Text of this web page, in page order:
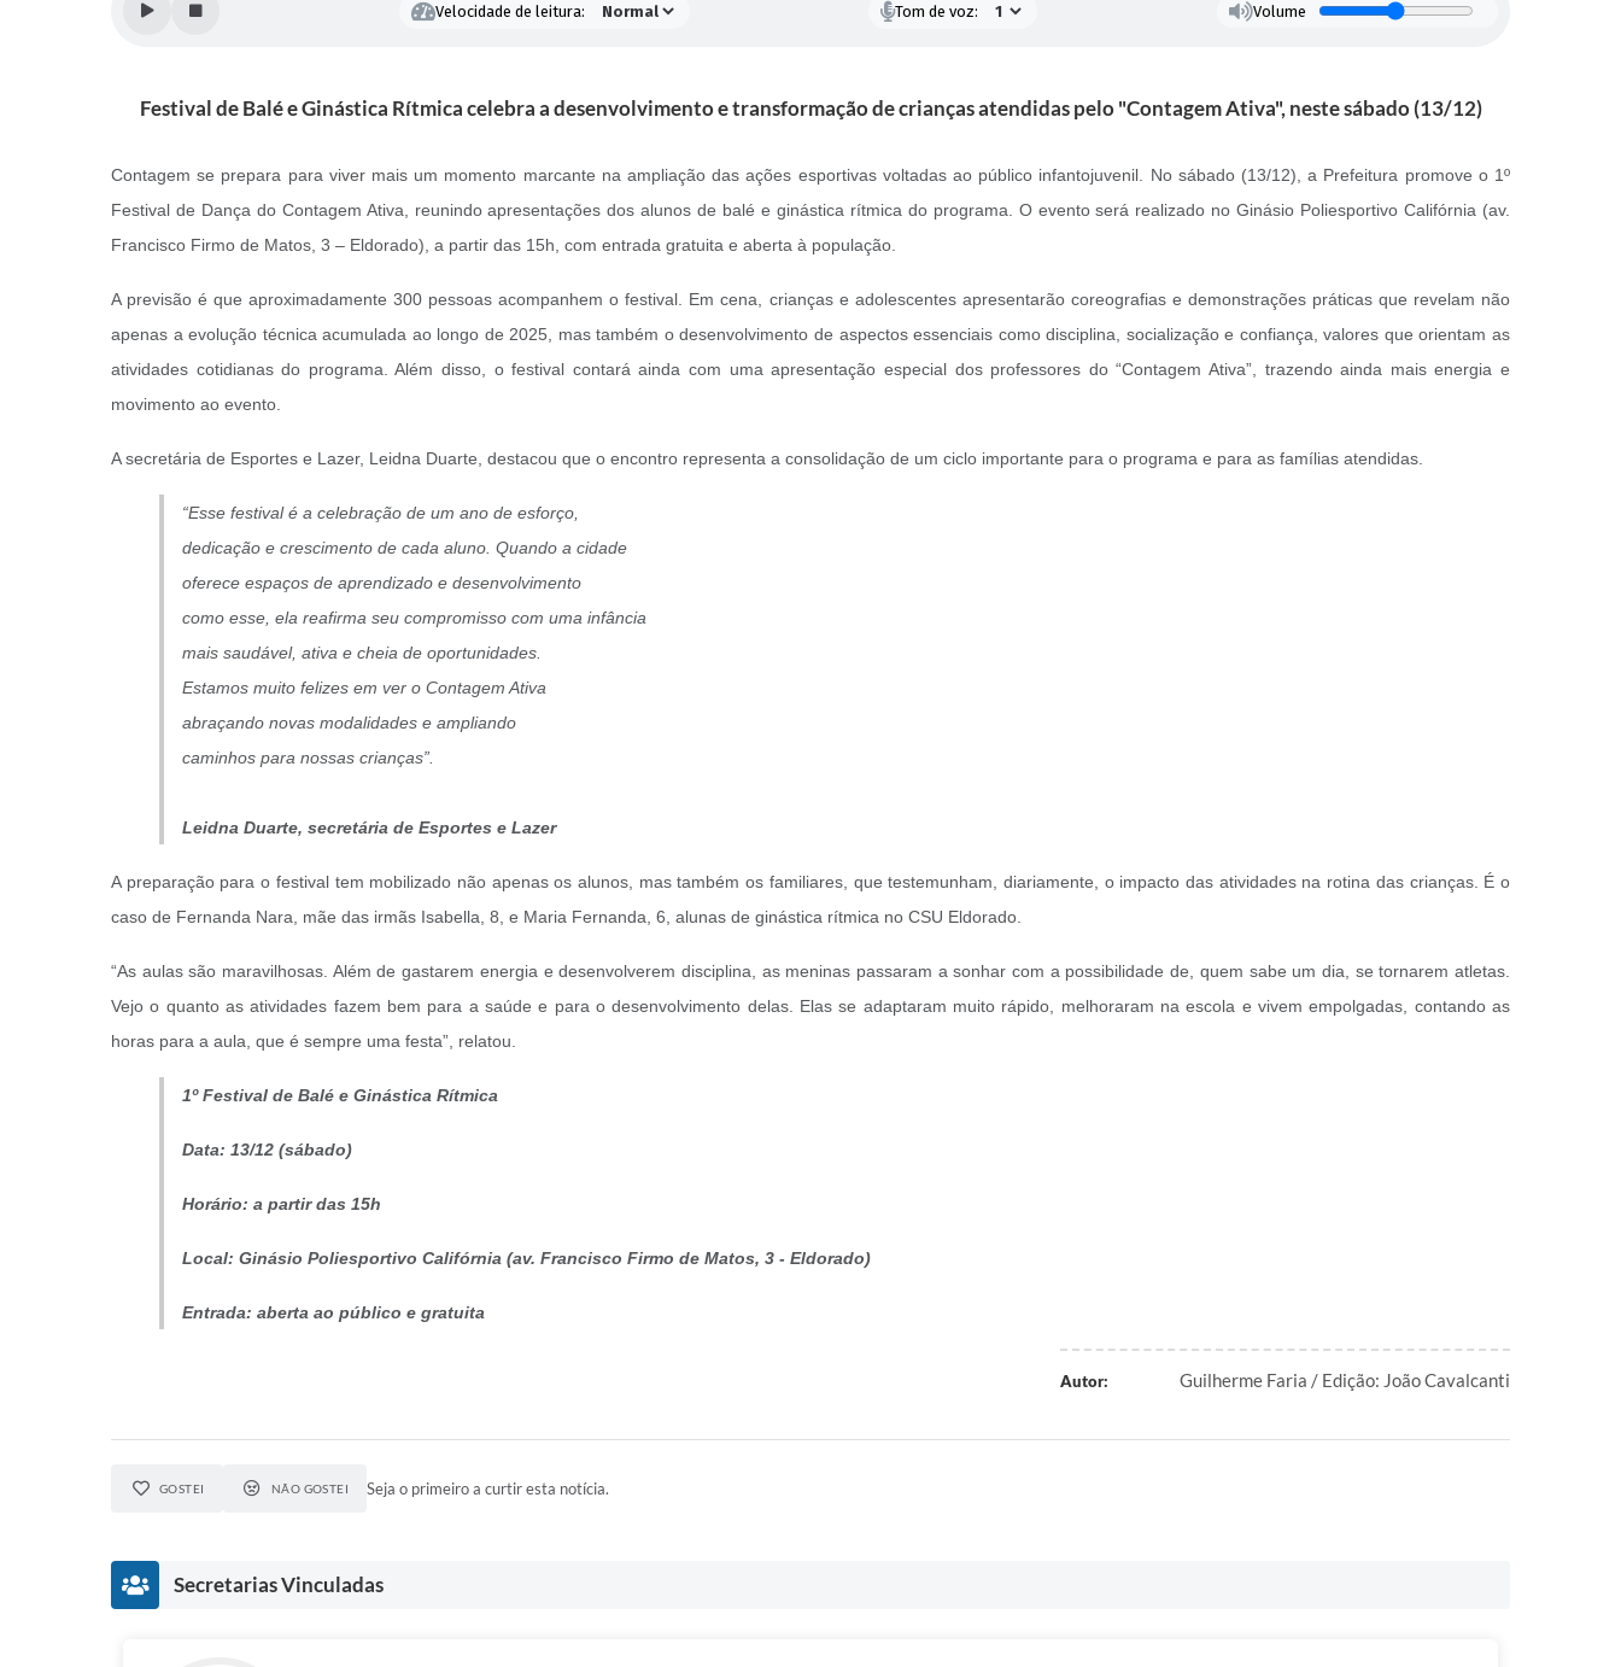
Velocidade de leitura: Tom de voz: Volume
Festival de Balé e Ginástica Rítmica celebra a desenvolvimento e transformação de crianças atendidas pelo "Contagem Ativa", neste sábado (13/12)
Contagem se prepara para viver mais um momento marcante na ampliação das ações esportivas voltadas ao público infantojuvenil. No sábado (13/12), a Prefeitura promove o 1º
Festival de Dança do Contagem Ativa, reunindo apresentações dos alunos de balé e ginástica rítmica do programa. O evento será realizado no Ginásio Poliesportivo Califórnia (av.
Francisco Firmo de Matos, 3 – Eldorado), a partir das 15h, com entrada gratuita e aberta à população.
A previsão é que aproximadamente 300 pessoas acompanhem o festival. Em cena, crianças e adolescentes apresentarão coreografias e demonstrações práticas que revelam não
apenas a evolução técnica acumulada ao longo de 2025, mas também o desenvolvimento de aspectos essenciais como disciplina, socialização e confiança, valores que orientam as
atividades cotidianas do programa. Além disso, o festival contará ainda com uma apresentação especial dos professores do “Contagem Ativa”, trazendo ainda mais energia e
movimento ao evento.
A secretária de Esportes e Lazer, Leidna Duarte, destacou que o encontro representa a consolidação de um ciclo importante para o programa e para as famílias atendidas.
“Esse festival é a celebração de um ano de esforço,
dedicação e crescimento de cada aluno. Quando a cidade
oferece espaços de aprendizado e desenvolvimento
como esse, ela reafirma seu compromisso com uma infância
mais saudável, ativa e cheia de oportunidades.
Estamos muito felizes em ver o Contagem Ativa
abraçando novas modalidades e ampliando
caminhos para nossas crianças”.
Leidna Duarte, secretária de Esportes e Lazer
A preparação para o festival tem mobilizado não apenas os alunos, mas também os familiares, que testemunham, diariamente, o impacto das atividades na rotina das crianças. É o
caso de Fernanda Nara, mãe das irmãs Isabella, 8, e Maria Fernanda, 6, alunas de ginástica rítmica no CSU Eldorado.
“As aulas são maravilhosas. Além de gastarem energia e desenvolverem disciplina, as meninas passaram a sonhar com a possibilidade de, quem sabe um dia, se tornarem atletas.
Vejo o quanto as atividades fazem bem para a saúde e para o desenvolvimento delas. Elas se adaptaram muito rápido, melhoraram na escola e vivem empolgadas, contando as
horas para a aula, que é sempre uma festa”, relatou.
1º Festival de Balé e Ginástica Rítmica
Data: 13/12 (sábado)
Horário: a partir das 15h
Local: Ginásio Poliesportivo Califórnia (av. Francisco Firmo de Matos, 3 - Eldorado)
Entrada: aberta ao público e gratuita
Autor: Guilherme Faria / Edição: João Cavalcanti
GOSTEI NÃO GOSTEI Seja o primeiro a curtir esta notícia.
Secretarias Vinculadas